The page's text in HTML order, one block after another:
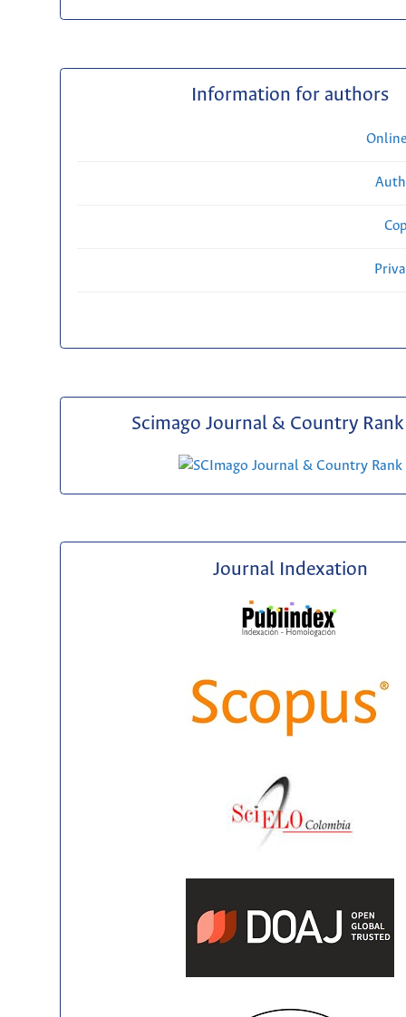
Information for authors
Scimago Journal & Country Rank
Journal Indexation